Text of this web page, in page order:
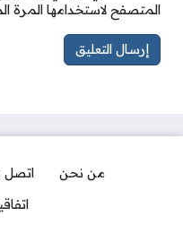
المتصفح لاستخدامها المرة
من نحن اتصل